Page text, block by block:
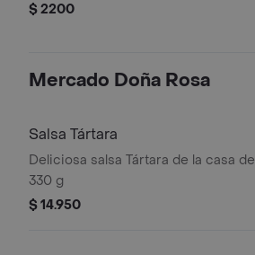
$ 2200
Mercado Doña Rosa
Salsa Tártara
Deliciosa salsa Tártara de la casa de
330 g
$ 14.950